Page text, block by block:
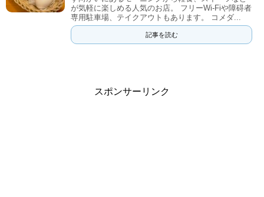
が気軽に楽しめる人気のお店。 フリーWi-Fiや障碍者
専用駐車場、テイクアウトもあります。 コメダ...
記事を読む
スポンサーリンク